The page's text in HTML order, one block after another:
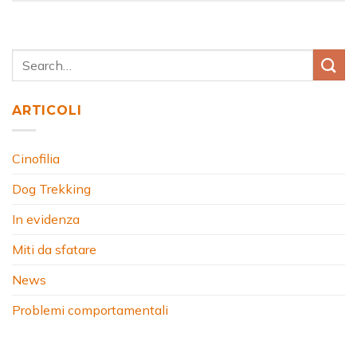
ARTICOLI
Cinofilia
Dog Trekking
In evidenza
Miti da sfatare
News
Problemi comportamentali